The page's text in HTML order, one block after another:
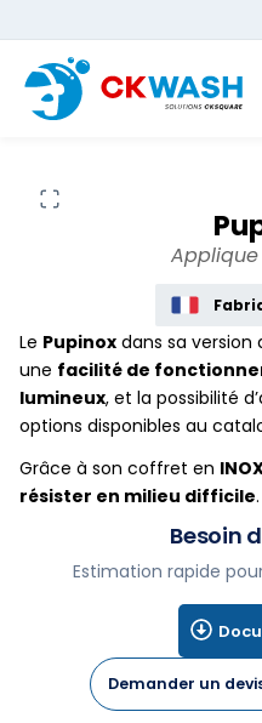
Le Pupinox dans sa
une facilité de
lumineux, et la possibilité
options disponibles au
Grâce à son coffret en
résister en milieu difficile.
Besoin
Estimation rapide
Demander un